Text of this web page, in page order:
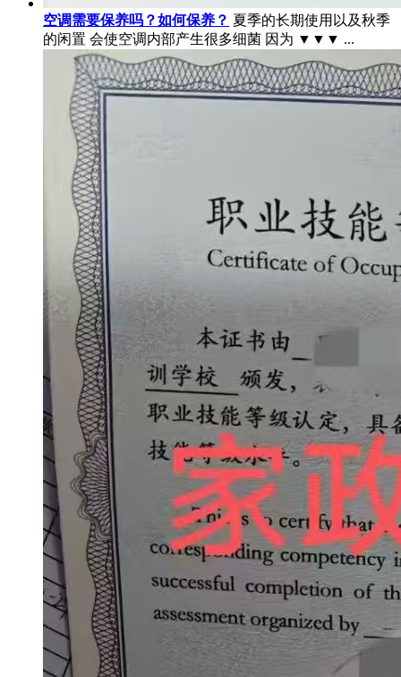
空调需要保养吗？如何保养？ 夏季的长期使用以及秋季
的闲置 会使空调内部产生很多细菌 因为 ▼▼▼ ...